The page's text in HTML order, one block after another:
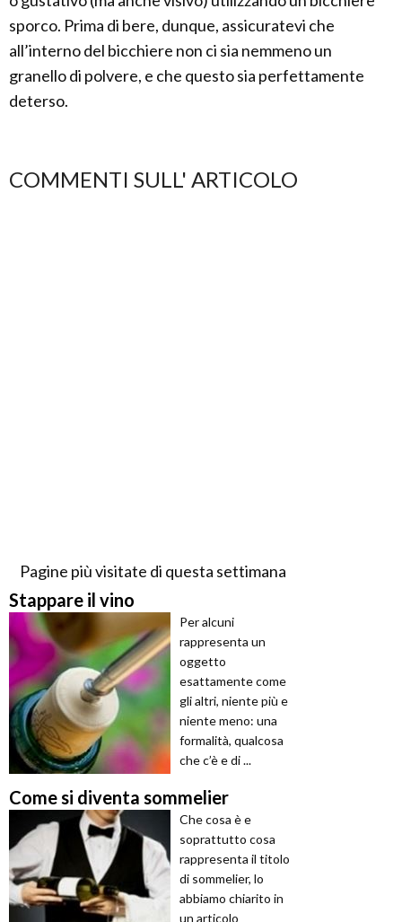
sporco. Prima di bere, dunque, assicuratevi che
all’interno del bicchiere non ci sia nemmeno un
granello di polvere, e che questo sia perfettamente
deterso.
COMMENTI SULL' ARTICOLO
Pagine più visitate di questa settimana
Stappare il vino
Per alcuni
rappresenta un
oggetto
esattamente come
gli altri, niente più e
niente meno: una
formalità, qualcosa
che c’è e di ...
Come si diventa sommelier
Che cosa è e
soprattutto cosa
rappresenta il titolo
di sommelier, lo
abbiamo chiarito in
un articolo